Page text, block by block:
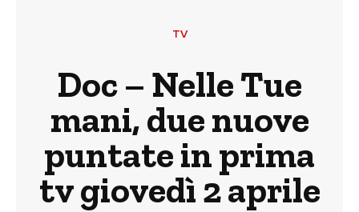
TV
Doc – Nelle Tue
mani, due nuove
puntate in prima
tv giovedì 2 aprile